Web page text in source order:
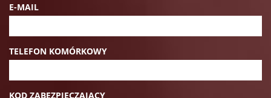
E-MAIL
TELEFON KOMÓRKOWY
KOD ZABEZPIECZAJĄCY